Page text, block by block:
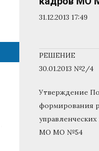
31.12.2013 17:49
РЕШЕНИЕ
30.01.2013 №2/4
Утверждение
формирования
управленческих
МО МО №54